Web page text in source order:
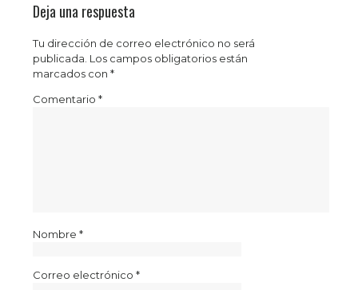
Deja una respuesta
Tu dirección de correo electrónico no será
publicada. Los campos obligatorios están
marcados con *
Comentario *
Nombre *
Correo electrónico *